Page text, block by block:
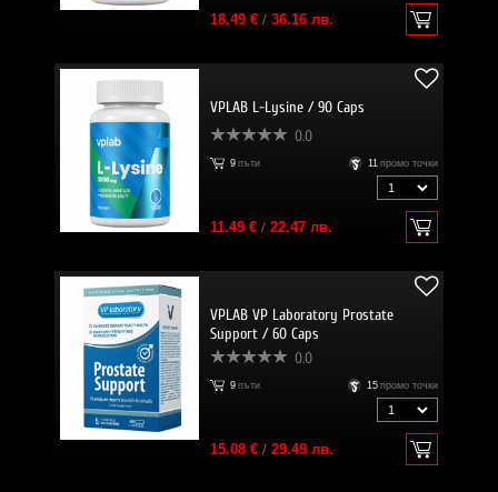
18.49 €/ 36.16 лв.
VPLAB L-Lysine / 90 Caps
0.0
9 пъти 11 промо точки
11.49 €/ 22.47 лв.
VPLAB VP Laboratory Prostate
Support / 60 Caps
0.0
9 пъти 15 промо точки
15.08 €/ 29.49 лв.